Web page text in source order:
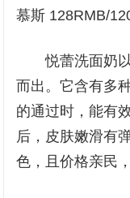
慕斯 128RMB/
悦蕾洗面奶以
而出。它含有多
的通过时，能有
后，皮肤嫩滑有
色，且价格亲民